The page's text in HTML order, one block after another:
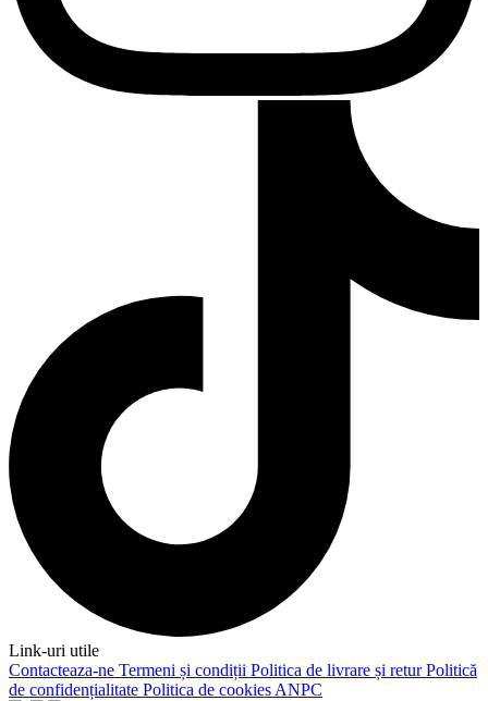
Link-uri utile
Contacteaza-ne Termeni și condiții Politica de livrare și returPolitică
de confidențialitate Politica de cookies ANPC